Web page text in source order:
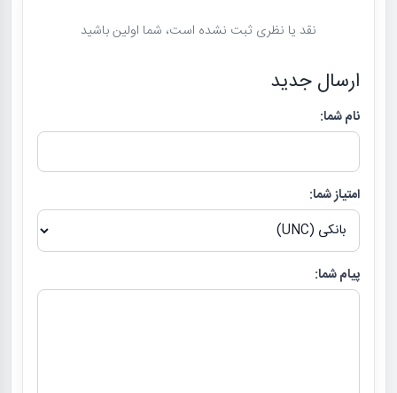
نقد یا نظری ثبت نشده است، شما اولین باشید
ارسال جدید
نام شما:
امتیاز شما:
پیام شما: